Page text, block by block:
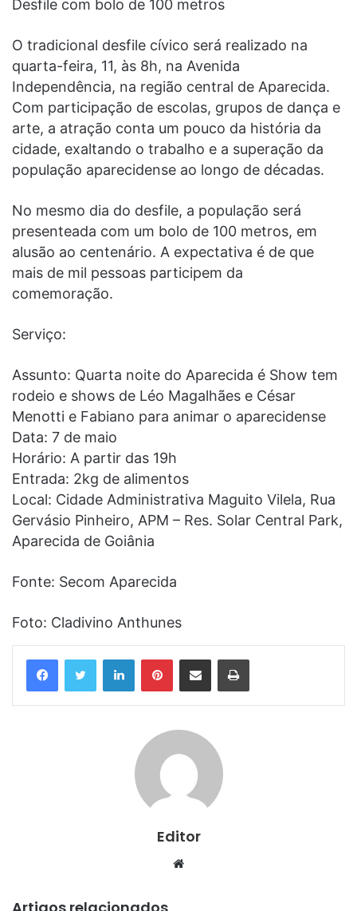
Desfile com bolo de 100 metros
O tradicional desfile cívico será realizado na
quarta-feira, 11, às 8h, na Avenida
Independência, na região central de Aparecida.
Com participação de escolas, grupos de dança e
arte, a atração conta um pouco da história da
cidade, exaltando o trabalho e a superação da
população aparecidense ao longo de décadas.
No mesmo dia do desfile, a população será
presenteada com um bolo de 100 metros, em
alusão ao centenário. A expectativa é de que
mais de mil pessoas participem da
comemoração.
Serviço:
Assunto: Quarta noite do Aparecida é Show tem
rodeio e shows de Léo Magalhães e César
Menotti e Fabiano para animar o aparecidense
Data: 7 de maio
Horário: A partir das 19h
Entrada: 2kg de alimentos
Local: Cidade Administrativa Maguito Vilela, Rua
Gervásio Pinheiro, APM – Res. Solar Central Park,
Aparecida de Goiânia
Fonte: Secom Aparecida
Foto: Cladivino Anthunes
LinkedinPinterestCompartilhar via e-mail Imprimir
Editor
Website